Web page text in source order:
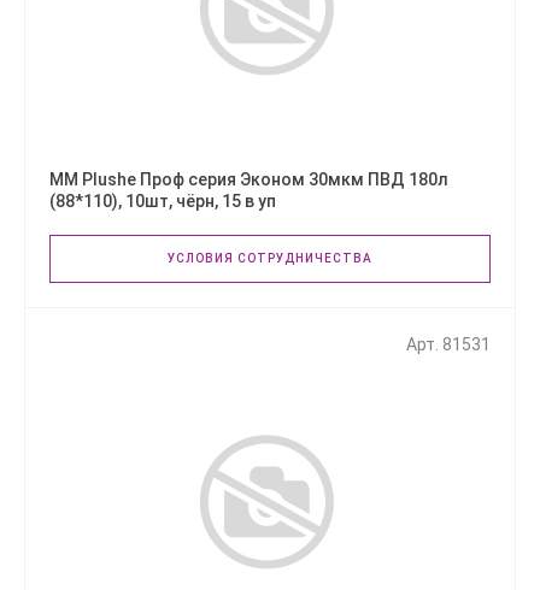
ММ Plushe Проф серия Эконом 30мкм ПВД 180л
(88*110), 10шт, чёрн, 15 в уп
УСЛОВИЯ СОТРУДНИЧЕСТВА
Арт. 81531